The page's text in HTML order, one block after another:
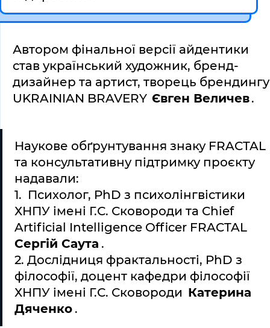
Автором фінальної версії айдентики
став український художник, бренд-
дизайнер та артист, творець брендингу
UKRAINIAN BRAVERY Євген Величев.
Наукове обґрунтування знаку FRACTAL
та консультативну підтримку проєкту
надавали:
1.  Психолог, PhD з психолінгвістики
ХНПУ імені Г.С. Сковороди та Chief
Artificial Intelligence Officer FRACTAL
Сергій Саута .
2. Дослідниця фрактальності, PhD з
філософії, доцент кафедри філософії
ХНПУ імені Г.С. Сковороди Катерина
Дяченко .